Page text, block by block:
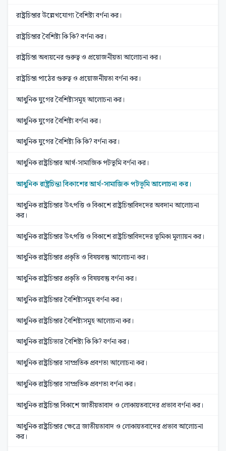
রাষ্ট্রচিন্তার উল্লেখযোগ্য বৈশিষ্ট্য বর্ণনা কর।
রাষ্ট্রচিন্তার বৈশিষ্ট্য কি কি? বর্ণনা কর।
রাষ্ট্রচিন্তা অধ্যয়নের গুরুত্ব ও প্রয়োজনীয়তা আলোচনা কর।
রাষ্ট্রচিন্তা পাঠের গুরুত্ব ও প্রয়োজনীয়তা বর্ণনা কর।
আধুনিক যুগের বৈশিষ্ট্যসমূহ আলোচনা কর।
আধুনিক যুগের বৈশিষ্ট্য বর্ণনা কর।
আধুনিক যুগের বৈশিষ্ট্য কি কি? বর্ণনা কর।
আধুনিক রাষ্ট্রচিন্তার আর্থ-সামাজিক পটভূমি বর্ণনা কর।
আধুনিক রাষ্ট্রচিন্তা বিকাশের আর্থ-সামাজিক পটভূমি আলোচনা কর।
আধুনিক রাষ্ট্রচিন্তার উৎপত্তি ও বিকাশে রাষ্ট্রচিন্তাবিদদের অবদান আলোচনা
কর।
আধুনিক রাষ্ট্রচিন্তার উৎপত্তি ও বিকাশে রাষ্ট্রচিন্তাবিদদের ভূমিকা মূল্যায়ন কর।
আধুনিক রাষ্ট্রচিন্তার প্রকৃতি ও বিষয়বস্তু আলোচনা কর।
আধুনিক রাষ্ট্রচিন্তার প্রকৃতি ও বিষয়বস্তু বর্ণনা কর।
আধুনিক রাষ্ট্রচিন্তার বৈশিষ্ট্যসমূহ বর্ণনা কর।
আধুনিক রাষ্ট্রচিন্তার বৈশিষ্ট্যসমূহ আলোচনা কর।
আধুনিক রাষ্ট্রচিভার বৈশিষ্ট্য কি কি? বর্ণনা কর।
আধুনিক রাষ্ট্রচিন্তার সাম্প্রতিক প্রবণতা আলোচনা কর।
আধুনিক রাষ্ট্রচিন্তার সাম্প্রতিক প্রবণতা বর্ণনা কর।
আধুনিক রাষ্ট্রচিন্তা বিকাশে জাতীয়তাবাদ ও লোকায়তবাদের প্রভাব বর্ণনা কর।
আধুনিক রাষ্ট্রচিন্তার ক্ষেত্রে জাতীয়তাবাদ ও লোকায়তবাদের প্রভাব আলোচনা
কর।